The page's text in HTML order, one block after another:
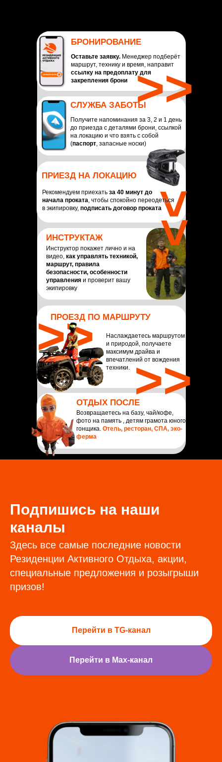
БРОНИРОВАНИЕ
Оставьте заявку. Менеджер подберёт
маршрут, технику и время, направит
ссылку на предоплату для
закрепления брони
ИНСТРУКТАЖ
Инструктор покажет лично и на
видео, как управлять техникой,
маршрут, правила
безопасности, особенности
управления и проверит вашу
экипировку
СЛУЖБА ЗАБОТЫ
Получите напоминания за 3, 2 и 1 день
до приезда с деталями брони, ссылкой
на локацию и что взять с собой
(паспорт , запасные носки)
ПРОЕЗД ПО МАРШРУТУ
Наслаждаетесь маршрутом
и природой, получаете
максимум драйва и
впечатлений от вождения
техники.
>>
>>
ПРИЕЗД НА ЛОКАЦИЮ
Рекомендуем приехать за 40 минут до
начала проката , чтобы спокойно переодеться
в экипировку, подписать договор проката
ОТДЫХ ПОСЛЕ
Возвращаетесь на базу, чай/кофе,
фото на память , детям грамота юного
гонщика. Отель, ресторан, СПА, эко-
ферма
>>
>>
Подпишись на наши
каналы
Здесь все самые последние новости
Резиденции Активного Отдыха, акции,
специальные предложения и розыгрыши
призов!
Перейти в TG-канал
Перейти в Max-канал